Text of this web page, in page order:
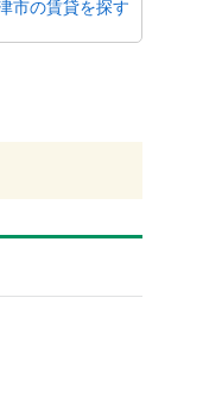
市の賃貸を探す